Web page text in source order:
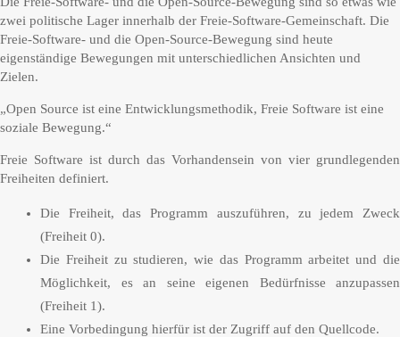
zwei politische Lager innerhalb der Freie-Software-Gemeinschaft. Die
Freie-Software- und die Open-Source-Bewegung sind heute
eigenständige Bewegungen mit unterschiedlichen Ansichten und
Zielen.
„Open Source ist eine Entwicklungsmethodik, Freie Software ist eine
soziale Bewegung.“
Freie Software ist durch das Vorhandensein von vier grundlegenden
Freiheiten definiert.
Die Freiheit, das Programm auszuführen, zu jedem Zweck
(Freiheit 0).
Die Freiheit zu studieren, wie das Programm arbeitet und die
Möglichkeit, es an seine eigenen Bedürfnisse anzupassen
(Freiheit 1).
Eine Vorbedingung hierfür ist der Zugriff auf den Quellcode.